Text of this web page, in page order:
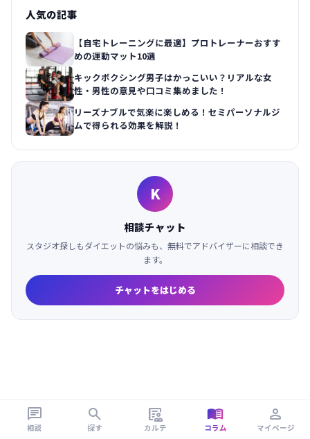
人気の記事
【自宅トレーニングに最適】プロトレーナーおすす
めの運動マット10選
キックボクシング男子はかっこいい？リアルな女
性・男性の意見や口コミ集めました！
リーズナブルで気楽に楽しめる！セミパーソナルジ
ムで得られる効果を解説！
K
相談チャット
スタジオ探しもダイエットの悩みも、無料でアドバイザーに相談でき
ます。
チャットをはじめる

相談

探す

カルテ

コラム

マイページ